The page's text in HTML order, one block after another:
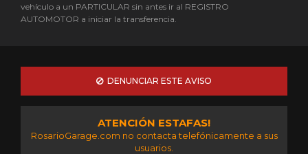
vehículo a un PARTICULAR sin antes ir al REGISTRO
AUTOMOTOR a iniciar la transferencia.
DENUNCIAR ESTE AVISO
ATENCIÓN ESTAFAS!
RosarioGarage.com no contacta telefónicamente a sus
usuarios.